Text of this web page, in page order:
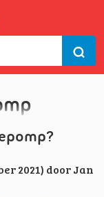
2021) doorJan